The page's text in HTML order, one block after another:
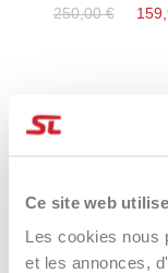
Ce site web
Les cookies nous
et les annonces,
250,00 €